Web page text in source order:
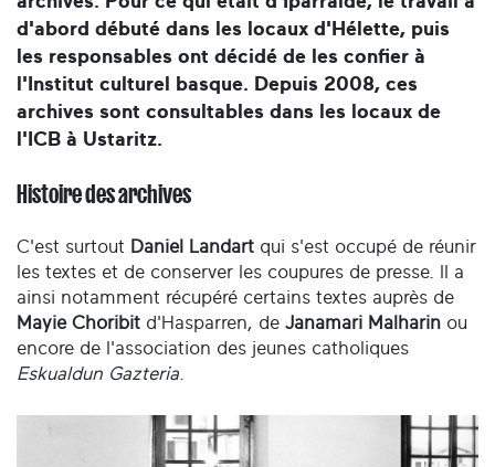
d'abord débuté dans les locaux d'Hélette, puis
les responsables ont décidé de les confier à
l'Institut culturel basque. Depuis 2008, ces
archives sont consultables dans les locaux de
l'ICB à Ustaritz.
Histoire des archives
C'est surtout Daniel Landart qui s'est occupé de réunir
les textes et de conserver les coupures de presse. Il a
ainsi notamment récupéré certains textes auprès de
Mayie Choribit d'Hasparren, de Janamari Malharin ou
encore de l'association des jeunes catholiques
Eskualdun Gazteria